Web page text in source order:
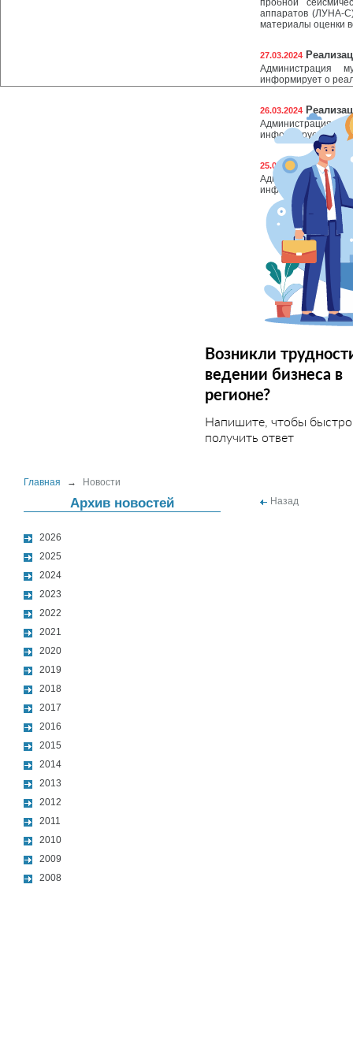
Возникли
ведении бизнеса в
регионе?
Напишите, чтобы быстро
получить ответ
Главная → Новости
Архив новостей
2026
2025
2024
2023
2022
2021
2020
2019
2018
2017
2016
2015
2014
2013
2012
2011
2010
2009
2008
пробной
аппаратов (ЛУНА-
материалы оценки
27.03.2024
Администрация
информирует о
26.03.2024
Администрация
информирует о
25.03.2024
Администрация
информирует о
Назад